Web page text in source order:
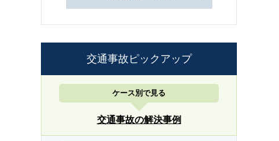
交通事故ピックアップ
ケース別で見る
交通事故の解決事例